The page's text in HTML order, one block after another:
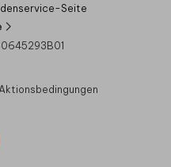
Seite
Aktionsbedingungen